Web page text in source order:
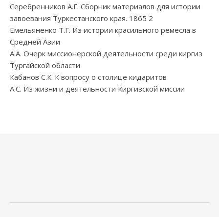
Серебренников А.Г. Сборник материалов для истории
завоевания Туркестанского края. 1865 2
Емельяненко Т.Г. Из истории красильного ремесла в
Средней Азии
А.А. Очерк миссионерской деятельности среди киргиз
Тургайской области
Кабанов С.К. К вопросу о столице кидаритов
А.С. Из жизни и деятельности Киргизской миссии